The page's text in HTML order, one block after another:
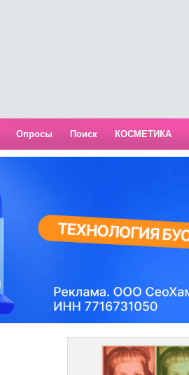
Опросы Поиск КОСМЕТИКА